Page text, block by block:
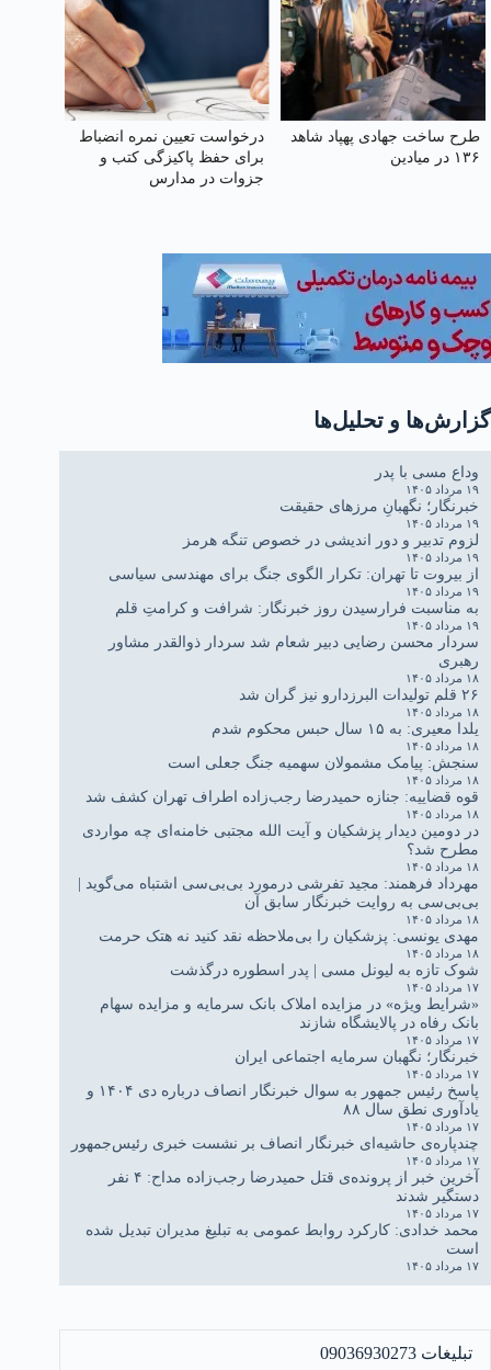
طرح ساخت جهادی پهپاد شاهد
۱۳۶ در میادین
درخواست تعیین نمره انضباط
برای حفظ پاکیزگی کتب و
جزوات در مدارس
گزارش‌ها و تحلیل‌ها
وداع مسی با پدر
۱۹ مرداد ۱۴۰۵
خبرنگار؛ نگهبانِ مرزهای حقیقت
۱۹ مرداد ۱۴۰۵
لزوم تدبیر و دور اندیشی در خصوص تنگه هرمز
۱۹ مرداد ۱۴۰۵
از بیروت تا تهران: تکرار الگوی جنگ برای مهندسی سیاسی
۱۹ مرداد ۱۴۰۵
به مناسبت فرارسیدن روز خبرنگار: شرافت و کرامتِ قلم
۱۹ مرداد ۱۴۰۵
سردار محسن رضایی دبیر شعام شد سردار ذوالقدر مشاور
رهبری
۱۸ مرداد ۱۴۰۵
۲۶ قلم تولیدات البرزدارو نیز گران شد
۱۸ مرداد ۱۴۰۵
یلدا معیری: به ۱۵ سال حبس محکوم شدم
۱۸ مرداد ۱۴۰۵
سنجش: پیامک مشمولان سهمیه جنگ جعلی است
۱۸ مرداد ۱۴۰۵
قوه قضاییه: جنازه حمیدرضا رجب‌زاده اطراف تهران کشف شد
۱۸ مرداد ۱۴۰۵
در دومین دیدار پزشکیان و آیت الله مجتبی خامنه‌ای چه مواردی
مطرح شد؟
۱۸ مرداد ۱۴۰۵
مهرداد فرهمند: مجید تفرشی درمورد بی‌بی‌سی اشتباه می‌گوید |
بی‌بی‌سی به روایت خبرنگار سابق آن
۱۸ مرداد ۱۴۰۵
مهدی یونسی: پزشکیان را بی‌ملاحظه نقد کنید نه هتک حرمت
۱۸ مرداد ۱۴۰۵
شوک تازه به لیونل مسی | پدر اسطوره درگذشت
۱۷ مرداد ۱۴۰۵
«شرایط ویژه» در مزایده املاک بانک سرمایه و مزایده سهام
بانک رفاه در پالایشگاه شازند
۱۷ مرداد ۱۴۰۵
خبرنگار؛ نگهبان سرمایه اجتماعی ایران
۱۷ مرداد ۱۴۰۵
پاسخ رئیس جمهور به سوال خبرنگار انصاف درباره دی ۱۴۰۴ و
یادآوری نطق سال ۸۸
۱۷ مرداد ۱۴۰۵
چندپاره‌ی حاشیه‌ای خبرنگار انصاف بر نشست خبری رئیس‌جمهور
۱۷ مرداد ۱۴۰۵
آخرین خبر از پرونده‌ی قتل حمیدرضا رجب‌زاده مداح: ۴ نفر
دستگیر شدند
۱۷ مرداد ۱۴۰۵
محمد خدادی: کارکرد روابط عمومی به تبلیغ مدیران تبدیل شده
است
۱۷ مرداد ۱۴۰۵
تبلیغات 09036930273